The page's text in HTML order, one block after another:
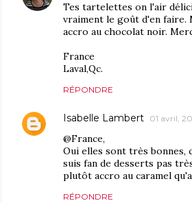
Tes tartelettes on l'air
vraiment le goût d'en faire.
accro au chocolat noir.
France
Laval,Qc.
RÉPONDRE
Isabelle Lambert 01 avril,
@France,
Oui elles sont très bonnes,
suis fan de desserts pas
plutôt accro au caramel
RÉPONDRE